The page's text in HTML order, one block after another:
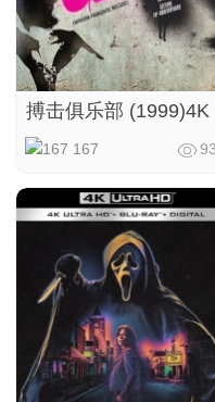
搏击俱乐部 (1999)4K
167